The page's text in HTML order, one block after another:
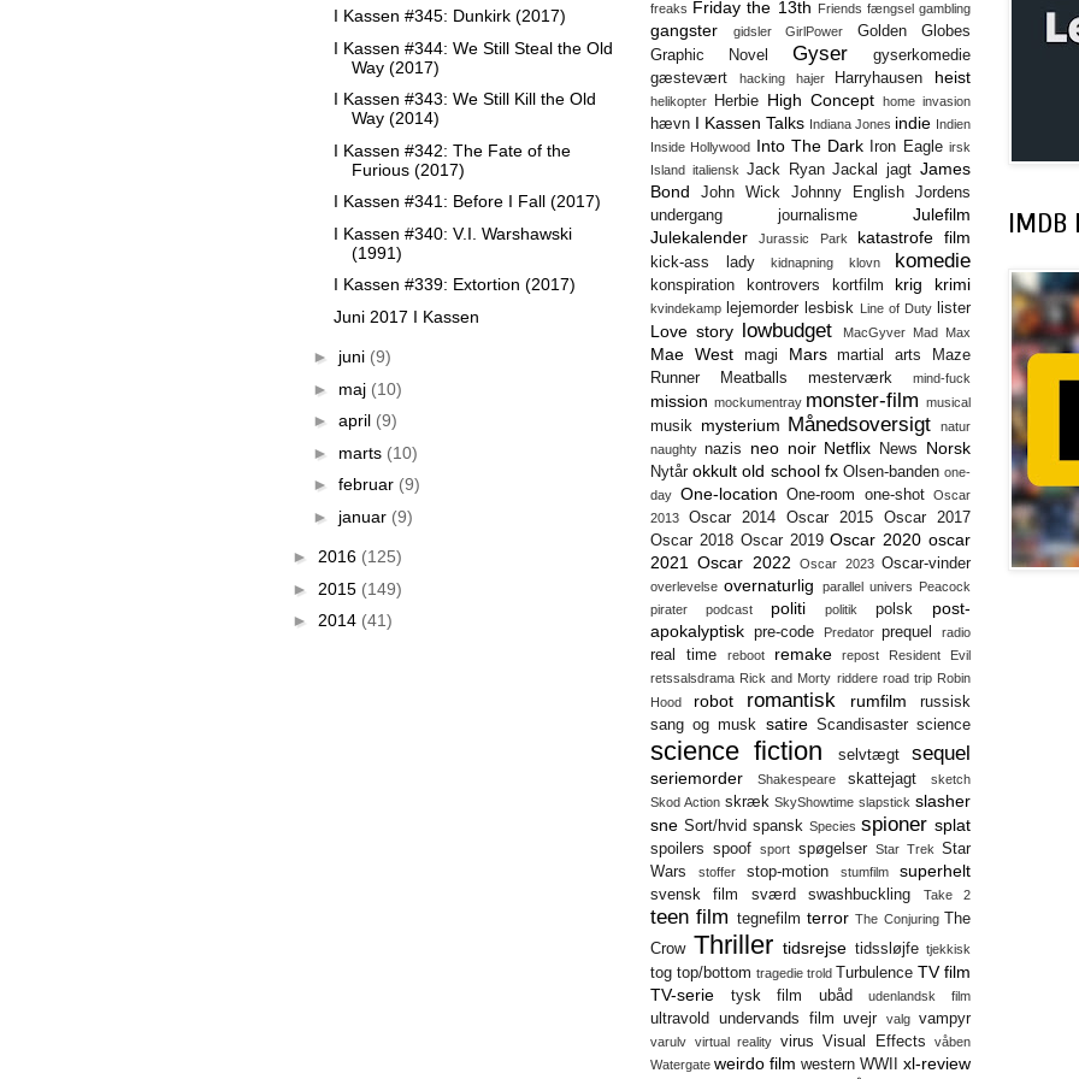
I Kassen #345: Dunkirk (2017)
I Kassen #344: We Still Steal the Old
Way (2017)
I Kassen #343: We Still Kill the Old
Way (2014)
I Kassen #342: The Fate of the
Furious (2017)
I Kassen #341: Before I Fall (2017)
I Kassen #340: V.I. Warshawski
(1991)
I Kassen #339: Extortion (2017)
Juni 2017 I Kassen
► juni (9)
► maj (10)
► april (9)
► marts (10)
► februar (9)
► januar (9)
► 2016 (125)
► 2015 (149)
► 2014 (41)
freaks Friday the 13th Friends fængsel gambling
gangster gidsler GirlPower
Golden Globes
Graphic Novel
Gyser
gyserkomedie
gæstevært
hacking hajer Harryhausen heist
helikopter Herbie High Concept home invasion
hævn I Kassen Talks Indiana Jones indie Indien
Inside Hollywood Into The Dark Iron Eagle irsk
Island italiensk Jack Ryan Jackal jagt James
Bond
John Wick Johnny English
Jordens
undergang
journalisme
Julefilm
Julekalender
Jurassic Park katastrofe film
kick-ass lady kidnapning klovn komedie
konspiration kontrovers kortfilm krig krimi
kvindekamp lejemorder lesbisk Line of Duty lister
Love story lowbudget MacGyver Mad Max
Mae West magi Mars martial arts
Maze
Runner
Meatballs mesterværk mind-fuck
mission mockumentray monster-film musical
musik mysterium Månedsoversigt
natur
naughty nazis neo noir Netflix News Norsk
Nytår okkult old school fx Olsen-banden one-
day One-location One-room one-shot
Oscar
2013
Oscar 2014 Oscar 2015
Oscar 2017
Oscar 2018 Oscar 2019 Oscar 2020 oscar
2021
Oscar 2022 Oscar 2023 Oscar-vinder
overlevelse overnaturlig parallel univers Peacock
pirater
podcast politi politik polsk
post-
apokalyptisk pre-code Predator prequel radio
real time reboot remake repost
Resident Evil
retssalsdrama Rick and Morty riddere road trip Robin
Hood
robot romantisk rumfilm
russisk
sang og musk satire Scandisaster science
science fiction selvtægt sequel
seriemorder Shakespeare skattejagt
sketch
Skod Action skræk SkyShowtime slapstick slasher
sne Sort/hvid spansk Species spioner splat
spoilers spoof sport spøgelser Star Trek Star
Wars
stoffer stop-motion stumfilm superhelt
svensk film sværd swashbuckling Take 2
teen film tegnefilm terror The Conjuring
The
Crow Thriller tidsrejse tidssløjfe tjekkisk
tog top/bottom tragedie trold Turbulence TV film
TV-serie
tysk film ubåd udenlandsk film
ultravold undervands film uvejr valg vampyr
varulv virtual reality virus Visual Effects
våben
Watergate weirdo film western WWII
xl-review